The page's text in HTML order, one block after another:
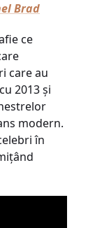
Brad
ce
care au
2013 și
modern.
în